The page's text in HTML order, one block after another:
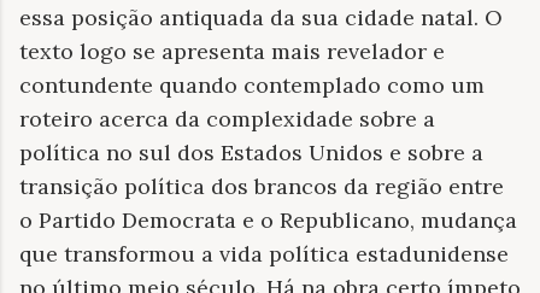
essa posição antiquada da sua cidade natal. O
texto logo se apresenta mais revelador e
contundente quando contemplado como um
roteiro acerca da complexidade sobre a
política no sul dos Estados Unidos e sobre a
transição política dos brancos da região entre
o Partido Democrata e o Republicano, mudança
que transformou a vida política estadunidense